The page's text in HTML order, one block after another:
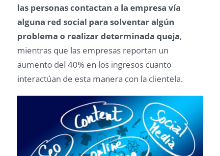
las personas contactan a la empresa vía
alguna red social para solventar algún
problema o realizar determinada queja,
mientras que las empresas reportan un
aumento del 40% en los ingresos cuanto
interactúan de esta manera con la clientela.